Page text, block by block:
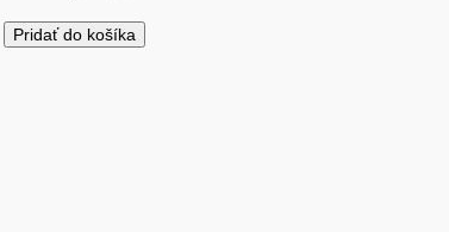
Pridať do košíka